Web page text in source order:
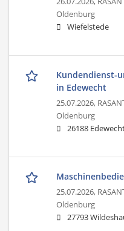
Oldenburg
Wiefelstede
Kundendienst-
in Edewecht
25.07.2026,
Oldenburg
26188
25.07.2026,
Oldenburg
27793